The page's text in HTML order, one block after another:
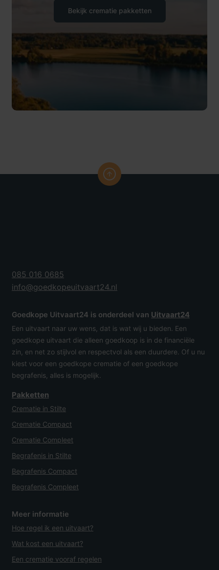
Bekijk crematie pakketten
085 016 0685
info@goedkopeuitvaart24.nl
Goedkope Uitvaart24 is onderdeel van Uitvaart24
Een uitvaart naar uw wens, dat is wat wij u bieden. Een
goedkope uitvaart die alleen goedkoop is in de financiële
zin, en net zo stijlvol en respectvol als een duurdere. Of u nu
kiest voor een goedkope crematie of een goedkope
begrafenis, alles is mogelijk.
Pakketten
Crematie in Stilte
Crematie Compact
Crematie Compleet
Begrafenis in Stilte
Begrafenis Compact
Begrafenis Compleet
Meer informatie
Hoe regel ik een uitvaart?
Wat kost een uitvaart?
Een crematie vooraf regelen